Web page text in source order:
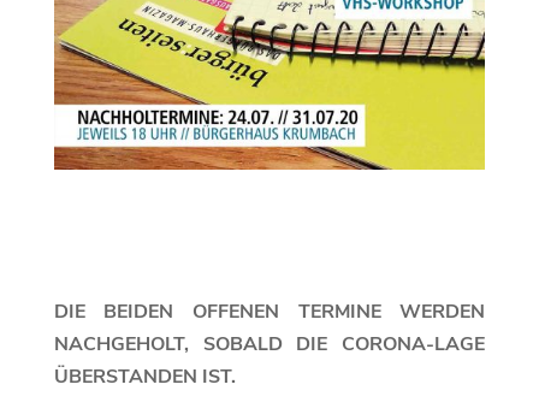
DIE BEIDEN OFFENEN TERMINE WERDEN
NACHGEHOLT, SOBALD DIE CORONA-LAGE
ÜBERSTANDEN IST.